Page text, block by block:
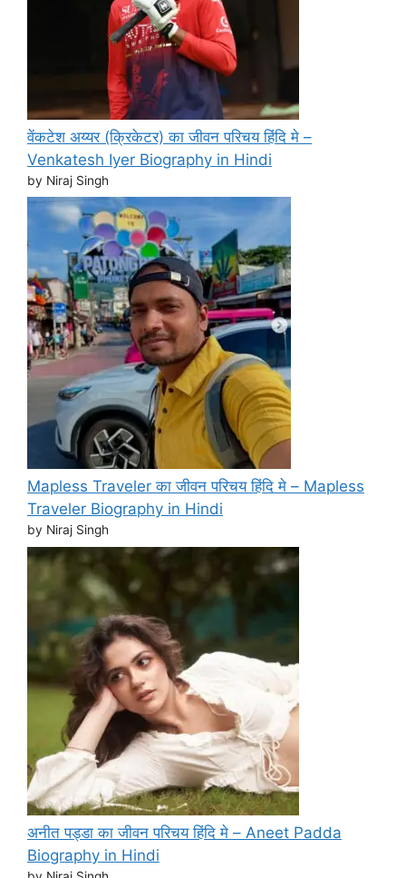
वेंकटेश अय्यर (क्रिकेटर) का जीवन परिचय हिंदि मे –
Venkatesh Iyer Biography in Hindi
by Niraj Singh
Mapless Traveler का जीवन परिचय हिंदि मे – Mapless
Traveler Biography in Hindi
by Niraj Singh
अनीत पड्डा का जीवन परिचय हिंदि मे – Aneet Padda
Biography in Hindi